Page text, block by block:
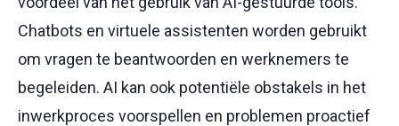
Chatbots en virtuele assistenten worden gebruikt
om vragen te beantwoorden en werknemers te
begeleiden. AI kan ook potentiële obstakels in het
inwerkproces voorspellen en problemen proactief